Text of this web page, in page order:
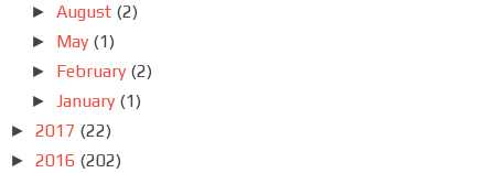
►August (2)
► May (1)
► February (2)
►January (1)
► 2017 (22)
► 2016 (202)